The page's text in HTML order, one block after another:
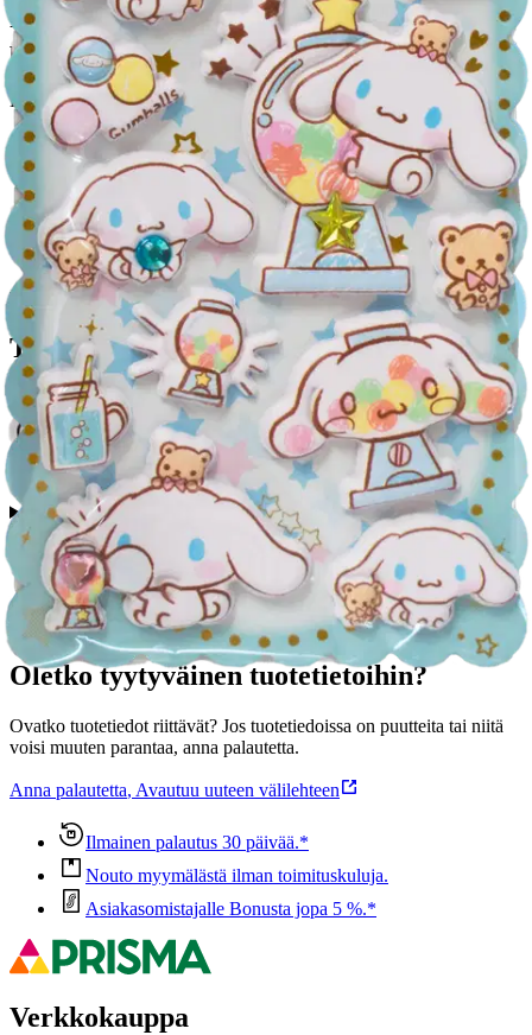
Postin pakettiautomaattiin tai
palvelupisteeseen!
Etu ei koske Suuri‑lisäpalvelulla toimitettavia tuotteita.
Tarkista myymäläsaatavuus
Tuotekuvaus
Cinnamoroll Timantti pehmotarrat, lajitelmassa 2 erilaista arkkia,
joissa yhteensä 32 tarraa (16 tarraa/arkki)
Ominaisuudet
Oletko tyytyväinen tuotetietoihin?
Ovatko tuotetiedot riittävät? Jos tuotetiedoissa on puutteita tai niitä
voisi muuten parantaa, anna palautetta.
Anna palautetta, Avautuu uuteen välilehteen
Ilmainen palautus 30 päivää.*
Nouto myymälästä ilman toimituskuluja.
Asiakasomistajalle Bonusta jopa 5 %.*
Verkkokauppa